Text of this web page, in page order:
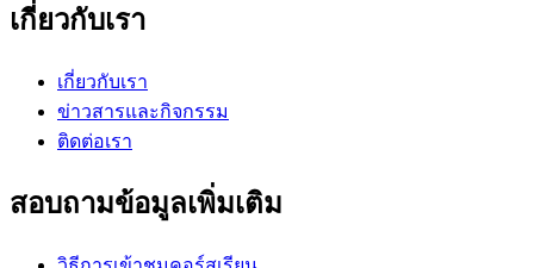
เกี่ยวกับเรา
เกี่ยวกับเรา
ข่าวสารและกิจกรรม
ติดต่อเรา
สอบถามข้อมูลเพิ่มเติม